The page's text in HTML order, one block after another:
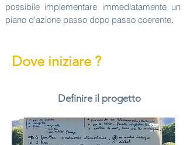
possibile implementare immediatamente un
piano d'azione passo dopo passo coerente.
Dove iniziare ?
Definire il progetto